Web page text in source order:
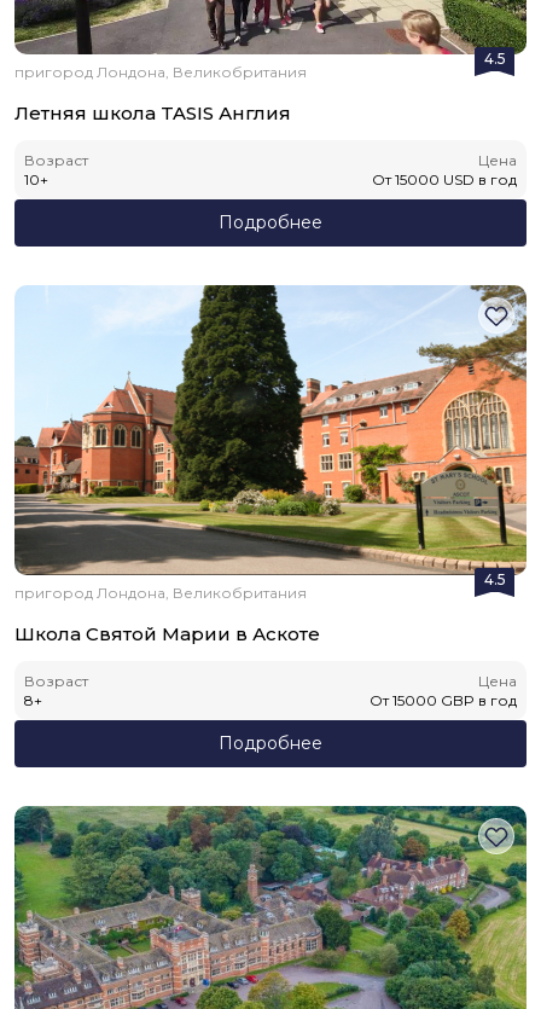
4.5
пригород Лондона, Великобритания
Летняя школа TASIS Англия
Возраст
10+
Цена
От 15000 USD в год
Подробнее
4.5
пригород Лондона, Великобритания
Школа Святой Марии в Аскоте
Возраст
8+
Цена
От 15000 GBP в год
Подробнее